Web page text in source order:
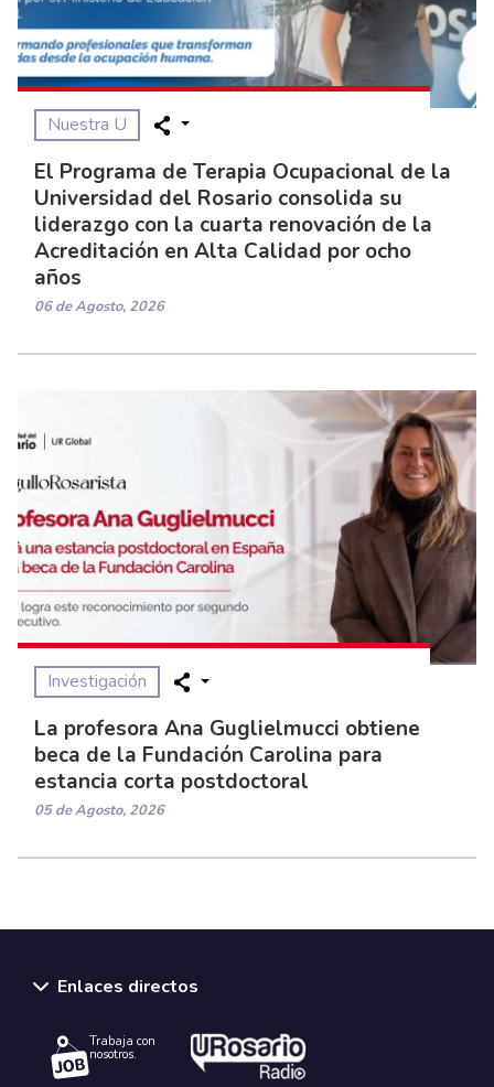
Nuestra U
El Programa de Terapia Ocupacional de la
Universidad del Rosario consolida su
liderazgo con la cuarta renovación de la
Acreditación en Alta Calidad por ocho
años
06 de Agosto, 2026
Investigación
La profesora Ana Guglielmucci obtiene
beca de la Fundación Carolina para
estancia corta postdoctoral
05 de Agosto, 2026
Enlaces directos
Trabaja con
nosotros.